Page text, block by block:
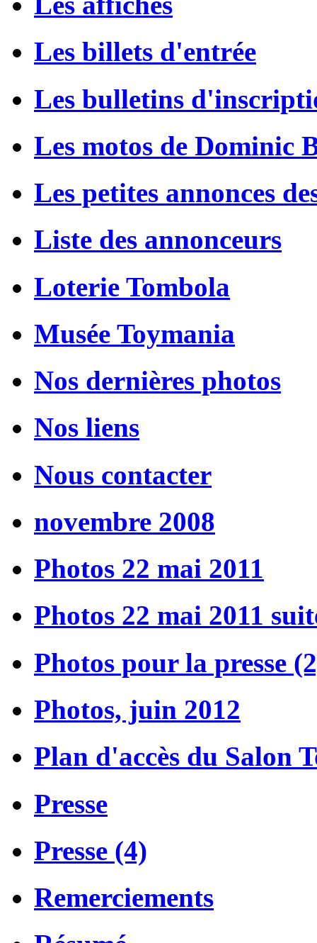
Les billets d'entrée
Les bulletins
Les motos de Dominic
Les petites annonces
Liste des annonceurs
Loterie Tombola
Musée Toymania
Nos dernières photos
Nos liens
Nous contacter
novembre 2008
Photos 22 mai 2011
Photos 22 mai 2011
Photos pour la presse
Photos, juin 2012
Plan d'accès du Salon
Presse
Presse (4)
Remerciements